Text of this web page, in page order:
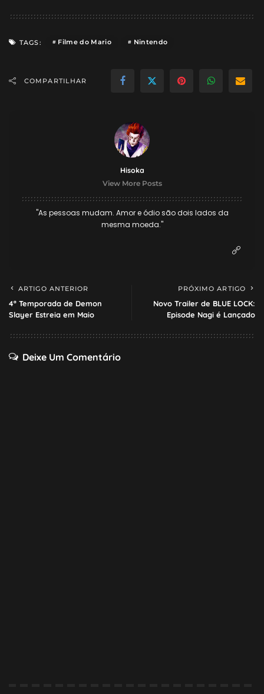
TAGS: Filme do Mario Nintendo
COMPARTILHAR
Hisoka
View More Posts
"As pessoas mudam. Amor e ódio são dois lados da
mesma moeda."
ARTIGO ANTERIOR
4ª Temporada de Demon
Slayer Estreia em Maio
PRÓXIMO ARTIGO
Novo Trailer de BLUE LOCK:
Episode Nagi é Lançado
Deixe Um Comentário